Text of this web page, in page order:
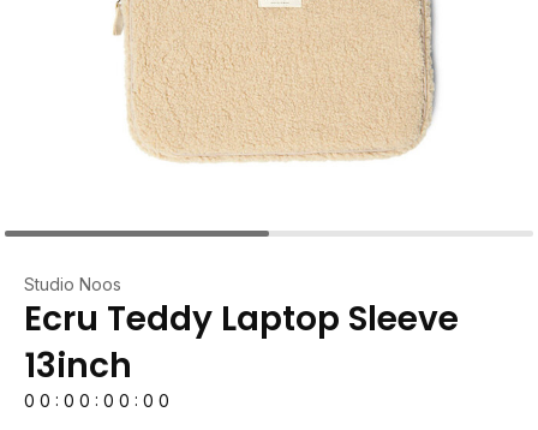
Studio Noos
Ecru Teddy Laptop Sleeve
13inch
0 0 : 0 0 : 0 0 : 0 0